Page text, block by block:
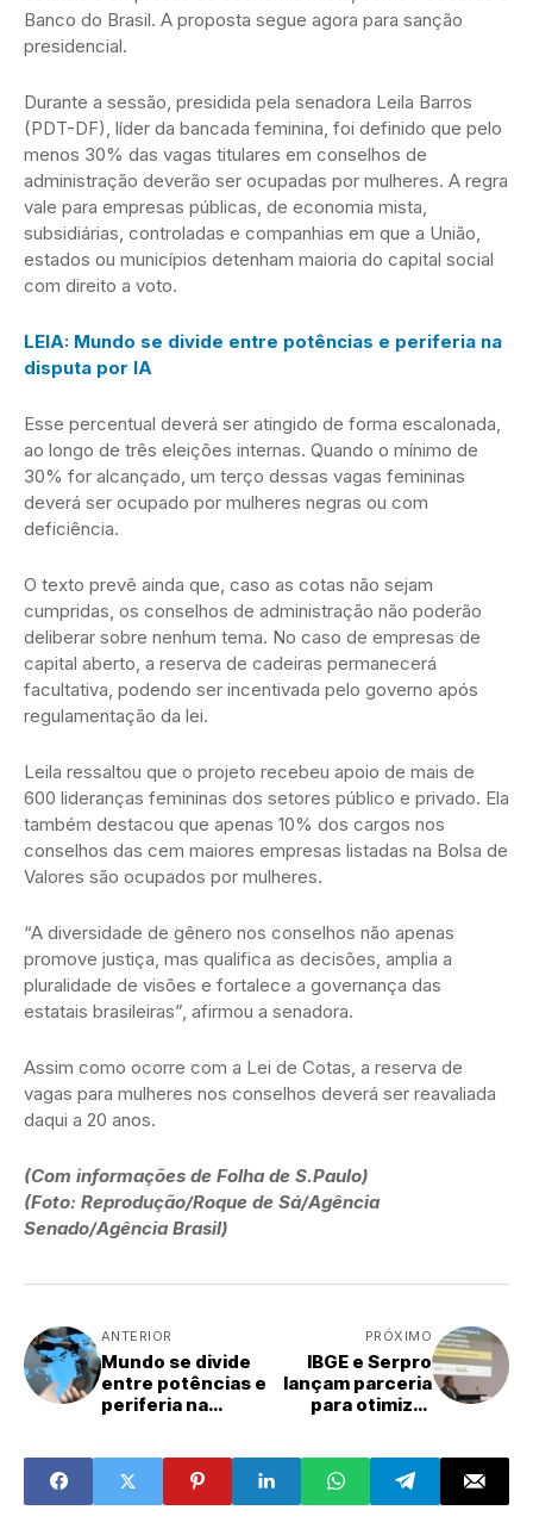
Banco do Brasil. A proposta segue agora para sanção
presidencial.
Durante a sessão, presidida pela senadora Leila Barros
(PDT-DF), líder da bancada feminina, foi definido que pelo
menos 30% das vagas titulares em conselhos de
administração deverão ser ocupadas por mulheres. A regra
vale para empresas públicas, de economia mista,
subsidiárias, controladas e companhias em que a União,
estados ou municípios detenham maioria do capital social
com direito a voto.
LEIA: Mundo se divide entre potências e periferia na
disputa por IA
Esse percentual deverá ser atingido de forma escalonada,
ao longo de três eleições internas. Quando o mínimo de
30% for alcançado, um terço dessas vagas femininas
deverá ser ocupado por mulheres negras ou com
deficiência.
O texto prevê ainda que, caso as cotas não sejam
cumpridas, os conselhos de administração não poderão
deliberar sobre nenhum tema. No caso de empresas de
capital aberto, a reserva de cadeiras permanecerá
facultativa, podendo ser incentivada pelo governo após
regulamentação da lei.
Leila ressaltou que o projeto recebeu apoio de mais de
600 lideranças femininas dos setores público e privado. Ela
também destacou que apenas 10% dos cargos nos
conselhos das cem maiores empresas listadas na Bolsa de
Valores são ocupados por mulheres.
“A diversidade de gênero nos conselhos não apenas
promove justiça, mas qualifica as decisões, amplia a
pluralidade de visões e fortalece a governança das
estatais brasileiras”, afirmou a senadora.
Assim como ocorre com a Lei de Cotas, a reserva de
vagas para mulheres nos conselhos deverá ser reavaliada
daqui a 20 anos.
(Com informações de Folha de S.Paulo)
(Foto: Reprodução/Roque de Sá/Agência
Senado/Agência Brasil)
ANTERIOR
Mundo se divide
entre potências e
periferia na
PRÓXIMO
IBGE e Serpro
lançam parceria
para otimizar